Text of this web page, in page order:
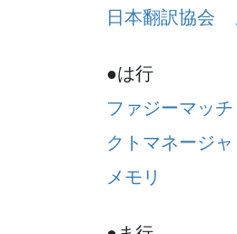
日本翻訳協会
●は行
ファジーマッチ
クトマネージャ
メモリ